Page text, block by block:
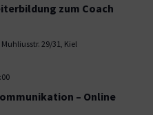
zum Coach
Muhliusstr. 29/31, Kiel
– Online